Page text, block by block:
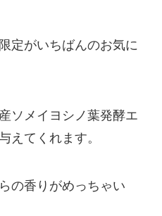
定がいちばんのお気に
ソメイヨシノ葉発酵エ
えてくれます。
の香りがめっちゃい